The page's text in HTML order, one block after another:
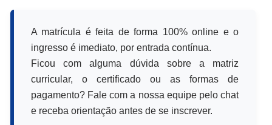
A matrícula é feita de forma 100% online e o
ingresso é imediato, por entrada contínua.
Ficou com alguma dúvida sobre a matriz
curricular, o certificado ou as formas de
pagamento? Fale com a nossa equipe pelo chat
e receba orientação antes de se inscrever.